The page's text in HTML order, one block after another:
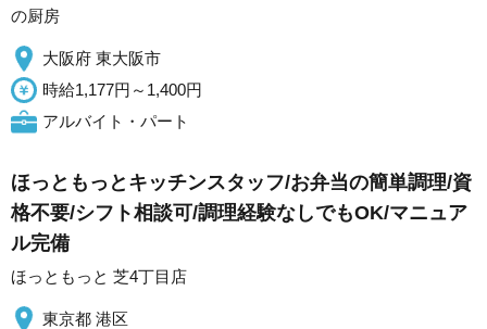
の厨房
大阪府 東大阪市
時給1,177円～1,400円
アルバイト・パート
ほっともっとキッチンスタッフ/お弁当の簡単調理/資
格不要/シフト相談可/調理経験なしでもOK/マニュア
ル完備
ほっともっと 芝4丁目店
東京都 港区